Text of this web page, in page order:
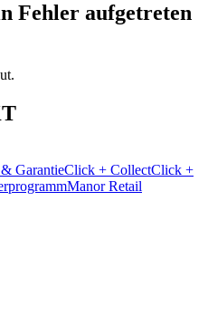
Fehler aufgetreten
GarantieClick + CollectClick +
Manor Retail